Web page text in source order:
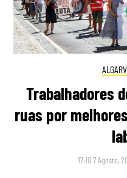
Trabalhadores
ruas por
17:10 7 Agosto,